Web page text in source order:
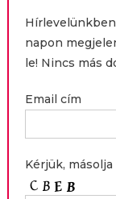
napon
le! Nincs más
Email cím
Kérjük,